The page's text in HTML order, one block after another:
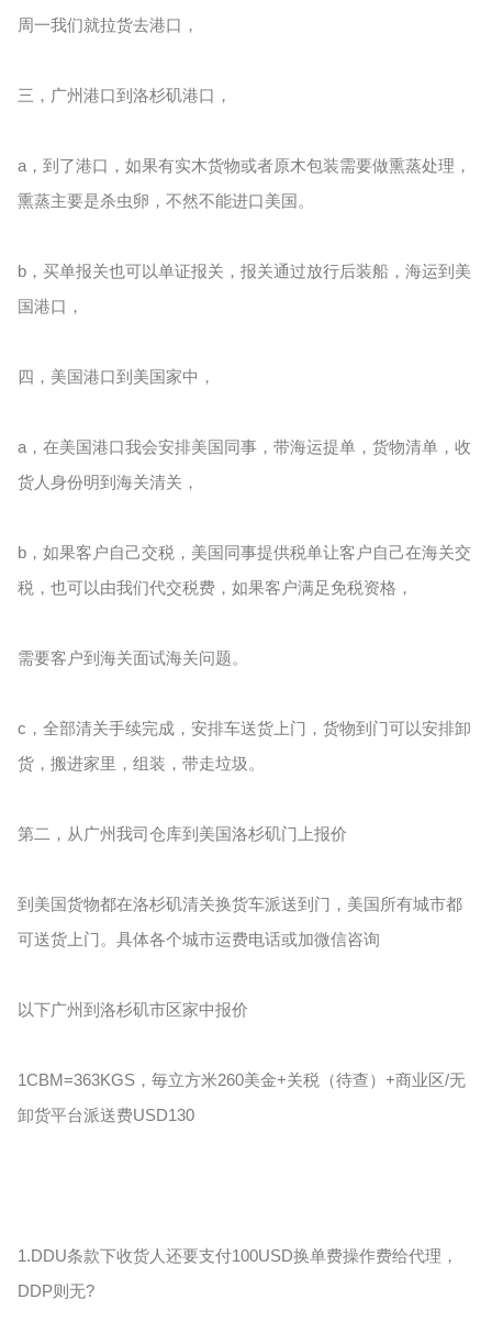
周一我们就拉货去港口，
三，广州港口到洛杉矶港口，
a，到了港口，如果有实木货物或者原木包装需要做熏蒸处理，
熏蒸主要是杀虫卵，不然不能进口美国。
b，买单报关也可以单证报关，报关通过放行后装船，海运到美
国港口，
四，美国港口到美国家中，
a，在美国港口我会安排美国同事，带海运提单，货物清单，收
货人身份明到海关清关，
b，如果客户自己交税，美国同事提供税单让客户自己在海关交
税，也可以由我们代交税费，如果客户满足免税资格，
需要客户到海关面试海关问题。
c，全部清关手续完成，安排车送货上门，货物到门可以安排卸
货，搬进家里，组装，带走垃圾。
第二，从广州我司仓库到美国洛杉矶门上报价
到美国货物都在洛杉矶清关换货车派送到门，美国所有城市都
可送货上门。具体各个城市运费电话或加微信咨询
以下广州到洛杉矶市区家中报价
1CBM=363KGS，毎立方米260美金+关税（待查）+商业区/无
卸货平台派送费USD130
1.DDU条款下收货人还要支付100USD换单费操作费给代理，
DDP则无?